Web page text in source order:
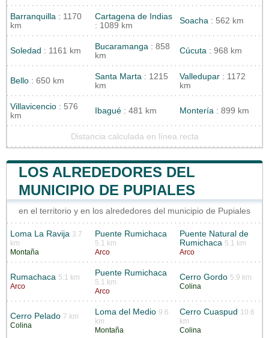
Barranquilla : 1170
km
Cartagena de Indias
: 1089 km
Soacha : 562 km
Soledad : 1161 km Bucaramanga : 858
km
Cúcuta : 968 km
Bello : 650 km Santa Marta : 1215
km
Valledupar : 1172
km
Villavicencio : 576
km
Ibagué : 481 km Montería : 899 km
Distancia calculada en línea recta
LOS ALREDEDORES DEL
MUNICIPIO DE PUPIALES
en el territorio y en los alrededores del municipio de Pupiales
Loma La Ravija 3.7
km
Montaña
Puente Rumichaca
5.1 km
Arco
Puente Natural de
Rumichaca 5.1 km
Arco
Rumachaca 5.1 km
Arco
Puente Rumichaca
5.1 km
Arco
Cerro Gordo 5.9 km
Colina
Cerro Pelado 7 km
Colina
Loma del Medio 9.6
km
Montaña
Cerro Cuaspud 10.6
km
Colina